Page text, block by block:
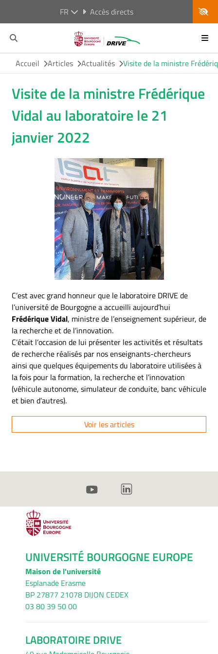
FR Accès directs
Accueil Articles Actualités Visite de la ministre
Visite de la ministre Frédérique
Vidal au laboratoire le 21
janvier 2022
C’est avec grand honneur que le laboratoire DRIVE de
l’université de Bourgogne a accueilli aujourd’hui
Frédérique Vidal, ministre de l’enseignement supérieur, de
la recherche et de l’innovation.
C’était l’occasion de lui présenter les activités et résultats
de recherche réalisés par nos enseignants-chercheurs
ainsi que quelques équipements du laboratoire utilisées à
la fois pour la formation, la recherche et l’innovation
(véhicule autonome, simulateur de conduite, banc véhicule
et bien d’autres).
Voir les articles
UNIVERSITÉ BOURGOGNE EUROPE
Maison de l'université
Esplanade Erasme
BP 27877 21078 DIJON CEDEX
03 80 39 50 00
LABORATOIRE DRIVE